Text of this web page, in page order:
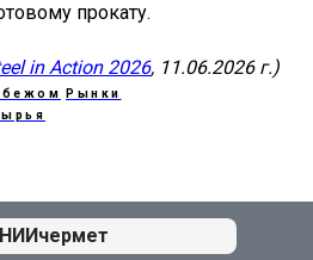
прокату.
in Action 2026, 11.06.2026 г.)
Рынки